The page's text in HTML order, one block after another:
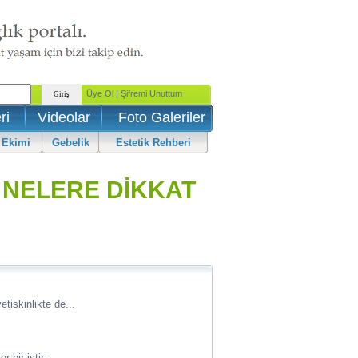
Videolar Foto Galeriler
Ekimi Gebelik Estetik Rehberi
DİKKAT
de...